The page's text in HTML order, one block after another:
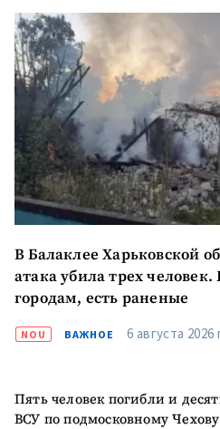
В Балаклее Харьковской
атака убила трех
городам, есть раненые
NOU ВАЖНОЕ 6 августа 2026
Пять человек погибли и
ВСУ по подмосковному Чехову